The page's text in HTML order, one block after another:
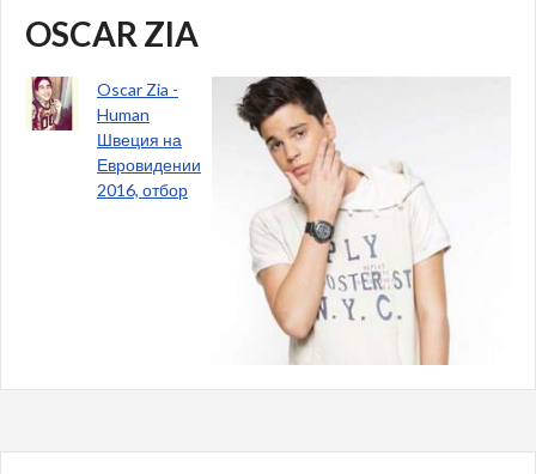
OSCAR ZIA
Oscar Zia -
Human
Швеция на
Евровидении
2016, отбор